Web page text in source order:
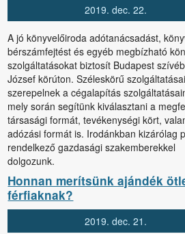
2019. dec. 22.
A jó könyvelőiroda adótanácsadást,
bérszámfejtést és egyéb megbízható
szolgáltatásokat biztosít Budapest
József körúton. Széleskörű
szerepelnek a cégalapítás
mely során segítünk kiválasztani a
társasági formát, tevékenységi kört,
adózási formát is. Irodánkban kizárólag
rendelkező gazdasági szakemberekkel
dolgozunk.
Honnan merítsünk ajándék
férfiaknak?
2019. dec. 21.